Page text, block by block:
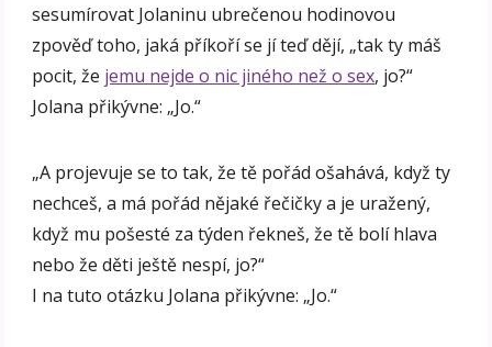
sesumírovat Jolaninu ubrečenou hodinovou
zpověď toho, jaká příkoří se jí teď dějí, „tak ty máš
pocit, že jemu nejde o nic jiného než o sex, jo?“
Jolana přikývne: „Jo.“
„A projevuje se to tak, že tě pořád ošahává, když ty
nechceš, a má pořád nějaké řečičky a je uražený,
když mu pošesté za týden řekneš, že tě bolí hlava
nebo že děti ještě nespí, jo?“
I na tuto otázku Jolana přikývne: „Jo.“